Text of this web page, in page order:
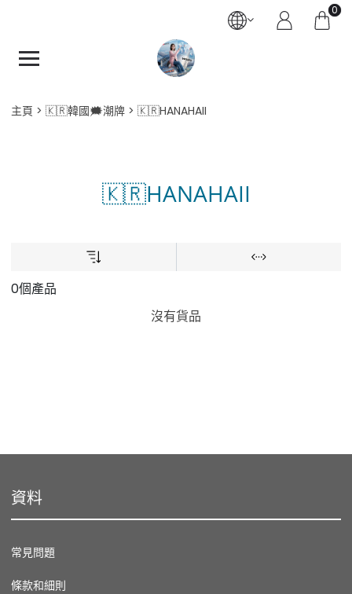
0
主頁 🇰🇷韓國🗯️潮牌 🇰🇷HANAHAII
🇰🇷HANAHAII
0個產品
沒有貨品
資料
常見問題
條款和細則